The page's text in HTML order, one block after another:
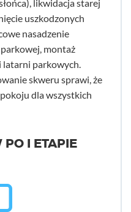
likwidacja starej
uszkodzonych
nasadzenie
montaż
latarni parkowych.
skweru sprawi, że
dla wszystkich
I ETAPIE